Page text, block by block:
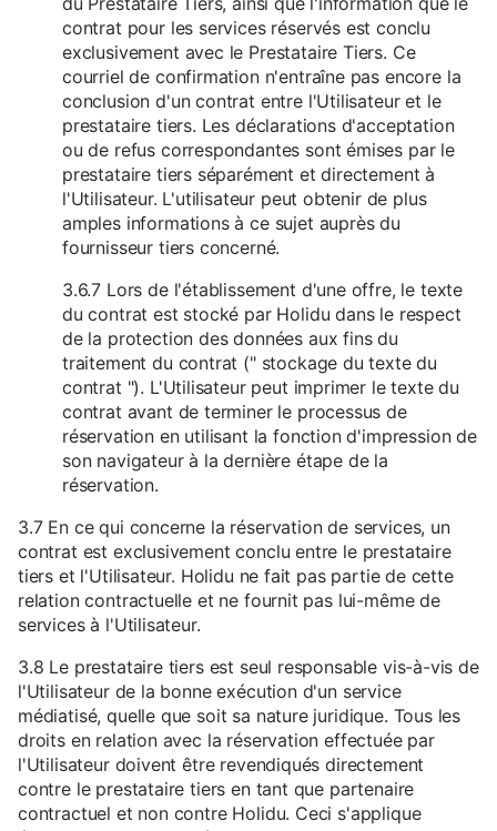
contrat pour les services réservés est conclu
exclusivement avec le Prestataire Tiers. Ce
courriel de confirmation n'entraîne pas encore la
conclusion d'un contrat entre l'Utilisateur et le
prestataire tiers. Les déclarations d'acceptation
ou de refus correspondantes sont émises par le
prestataire tiers séparément et directement à
l'Utilisateur. L'utilisateur peut obtenir de plus
amples informations à ce sujet auprès du
fournisseur tiers concerné.
3.6.7 Lors de l'établissement d'une offre, le texte
du contrat est stocké par Holidu dans le respect
de la protection des données aux fins du
traitement du contrat (" stockage du texte du
contrat "). L'Utilisateur peut imprimer le texte du
contrat avant de terminer le processus de
réservation en utilisant la fonction d'impression de
son navigateur à la dernière étape de la
réservation.
3.7 En ce qui concerne la réservation de services, un
contrat est exclusivement conclu entre le prestataire
tiers et l'Utilisateur. Holidu ne fait pas partie de cette
relation contractuelle et ne fournit pas lui-même de
services à l'Utilisateur.
3.8 Le prestataire tiers est seul responsable vis-à-vis de
l'Utilisateur de la bonne exécution d'un service
médiatisé, quelle que soit sa nature juridique. Tous les
droits en relation avec la réservation effectuée par
l'Utilisateur doivent être revendiqués directement
contre le prestataire tiers en tant que partenaire
contractuel et non contre Holidu. Ceci s'applique